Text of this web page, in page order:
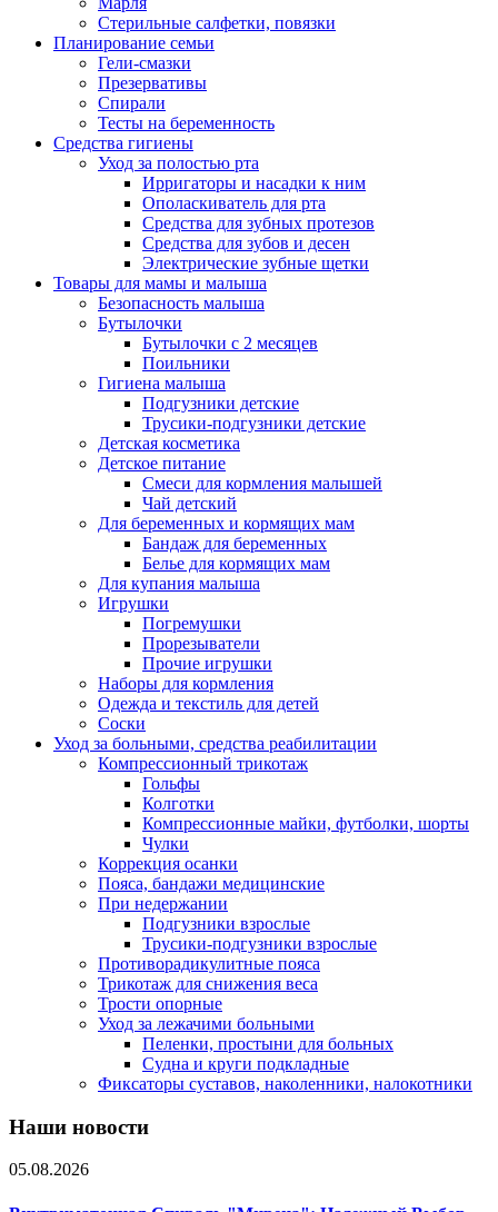
Стерильные салфетки, повязки
Планирование семьи
Гели-смазки
Презервативы
Спирали
Тесты на беременность
Средства гигиены
Уход за полостью рта
Ирригаторы и насадки к ним
Ополаскиватель для рта
Средства для зубных протезов
Средства для зубов и десен
Электрические зубные щетки
Товары для мамы и малыша
Безопасность малыша
Бутылочки
Бутылочки с 2 месяцев
Поильники
Гигиена малыша
Подгузники детские
Трусики-подгузники детские
Детская косметика
Детское питание
Смеси для кормления малышей
Чай детский
Для беременных и кормящих мам
Бандаж для беременных
Белье для кормящих мам
Для купания малыша
Игрушки
Погремушки
Прорезыватели
Прочие игрушки
Наборы для кормления
Одежда и текстиль для детей
Соски
Уход за больными, средства реабилитации
Компрессионный трикотаж
Гольфы
Колготки
Компрессионные майки, футболки, шорты
Чулки
Коррекция осанки
Пояса, бандажи медицинские
При недержании
Подгузники взрослые
Трусики-подгузники взрослые
Противорадикулитные пояса
Трикотаж для снижения веса
Трости опорные
Уход за лежачими больными
Пеленки, простыни для больных
Судна и круги подкладные
Фиксаторы суставов, наколенники, налокотники
Наши новости
05.08.2026